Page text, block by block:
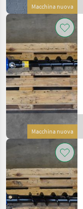
Macchina nuova
Macchina nuova